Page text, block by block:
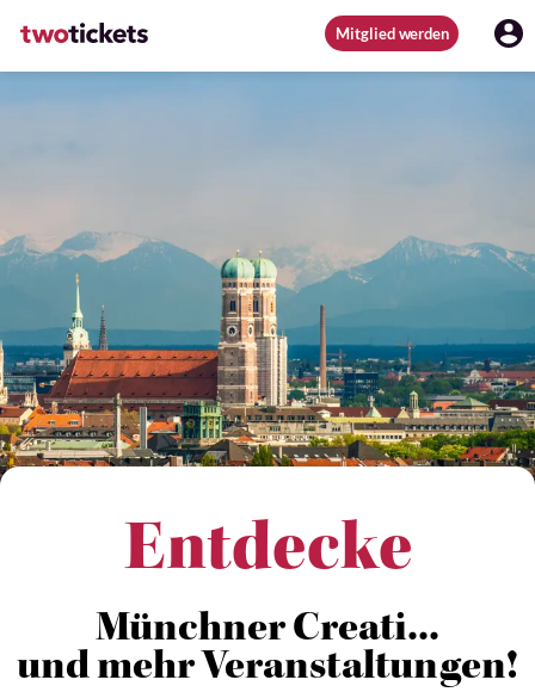
Mitglied werden
Entdecke
Münchner Creati...
und mehr Veranstaltungen!